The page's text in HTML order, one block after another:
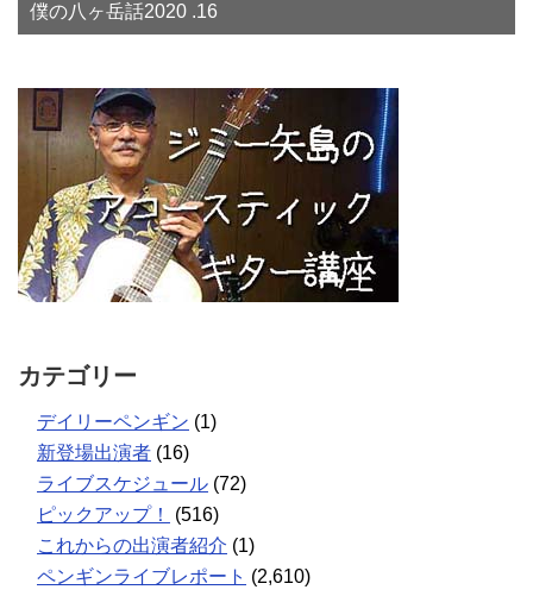
僕の八ヶ岳話2020 .16
カテゴリー
デイリーペンギン (1)
新登場出演者 (16)
ライブスケジュール (72)
ピックアップ！
(516)
これからの出演者紹介 (1)
ペンギンライブレポート (2,610)